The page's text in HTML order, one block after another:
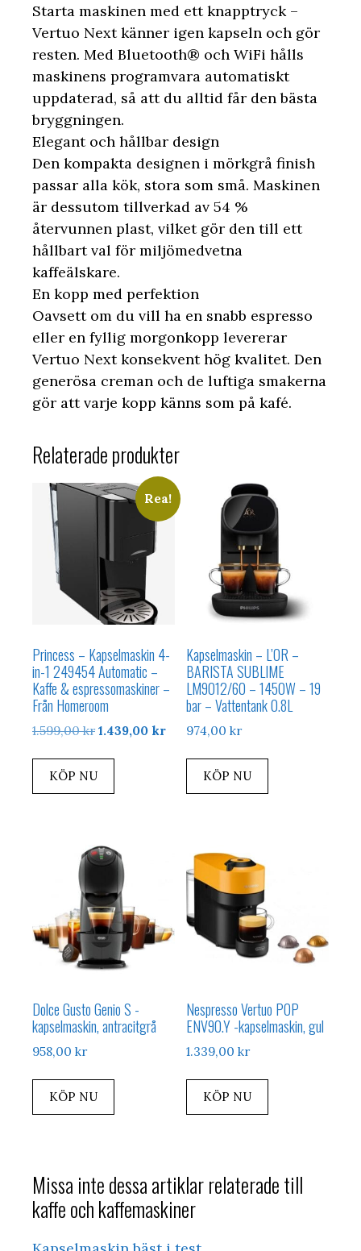
Starta maskinen med ett knapptryck –
Vertuo Next känner igen kapseln och gör
resten. Med Bluetooth® och WiFi hålls
maskinens programvara automatiskt
uppdaterad, så att du alltid får den bästa
bryggningen.
Elegant och hållbar design
Den kompakta designen i mörkgrå finish
passar alla kök, stora som små. Maskinen
är dessutom tillverkad av 54 %
återvunnen plast, vilket gör den till ett
hållbart val för miljömedvetna
kaffeälskare.
En kopp med perfektion
Oavsett om du vill ha en snabb espresso
eller en fyllig morgonkopp levererar
Vertuo Next konsekvent hög kvalitet. Den
generösa creman och de luftiga smakerna
gör att varje kopp känns som på kafé.
Relaterade produkter
Rea!
Princess – Kapselmaskin 4-
in-1 249454 Automatic –
Kaffe & espressomaskiner –
Från Homeroom
1.599,00kr Det
1.439,00 krDet
KÖP NU
Kapselmaskin – L’OR –
BARISTA SUBLIME
LM9012/60 – 1450W – 19
bar – Vattentank 0.8L
974,00kr
KÖP NU
Dolce Gusto Genio S -
kapselmaskin, antracitgrå
958,00 kr
KÖP NU
Nespresso Vertuo POP
ENV90.Y -kapselmaskin, gul
1.339,00kr
KÖP NU
Missa inte dessa artiklar relaterade till
kaffe och kaffemaskiner